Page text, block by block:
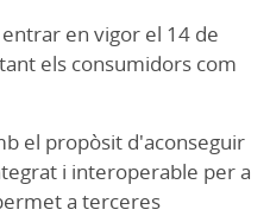
en vigor el 14 de
els consumidors com
el propòsit d'aconseguir
i interoperable per a
a terceres